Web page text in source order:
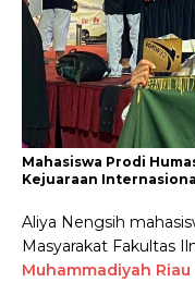
Mahasiswa Prodi
Kejuaraan
Aliya Nengsih
Masyarakat Fakultas
Muhammadiyah Riau